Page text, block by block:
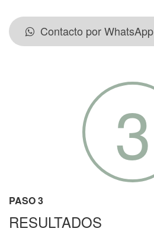
Contacto por WhatsApp
3
PASO 3
RESULTADOS